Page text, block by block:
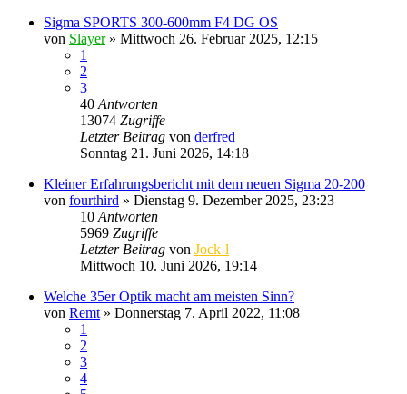
Sigma SPORTS 300-600mm F4 DG OS
von Slayer» Mittwoch 26. Februar 2025, 12:15
1
2
3
40 Antworten
13074 Zugriffe
Letzter Beitrag von derfred
Sonntag 21. Juni 2026, 14:18
Kleiner Erfahrungsbericht mit dem neuen Sigma 20-200
von fourthird » Dienstag 9. Dezember 2025, 23:23
10 Antworten
5969 Zugriffe
Letzter Beitrag von Jock-l
Mittwoch 10. Juni 2026, 19:14
Welche 35er Optik macht am meisten Sinn?
von Remt » Donnerstag 7. April 2022, 11:08
1
2
3
4